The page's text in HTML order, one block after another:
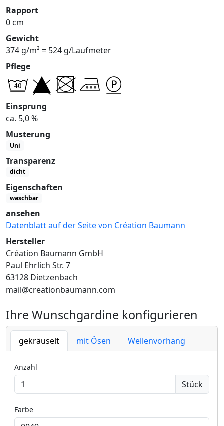
Rapport
0 cm
Gewicht
374 g/m² = 524 g/Laufmeter
Pflege
Einsprung
ca. 5,0 %
Musterung
Uni
Transparenz
dicht
Eigenschaften
waschbar
ansehen
Datenblatt auf der Seite von Création Baumann
Hersteller
Création Baumann GmbH
Paul Ehrlich Str. 7
63128 Dietzenbach
mail@creationbaumann.com
Ihre Wunschgardine konfigurieren
gekräuselt mit Ösen Wellenvorhang
Anzahl
Stück
Farbe